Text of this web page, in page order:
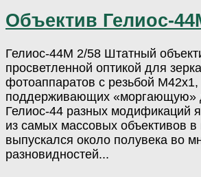
Объектив Гелиос-
Гелиос-44М 2/58 Штатный
просветленной оптикой для
фотоаппаратов с резьбой М42х1,
поддерживающих «моргающую»
Гелиос-44 разных модификаций
из самых массовых объективов
выпускался около полувека во
разновидностей...